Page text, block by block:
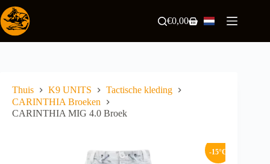
naar
de
inhoud
Winkelwagen
€0,00
Thuis K9 UNITS
Tactische kleding
CARINTHIA Broeken
CARINTHIA MIG 4.0 Broek
-15°C